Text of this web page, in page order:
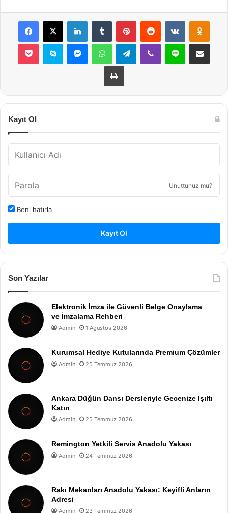
Facebook
X LinkedInTumblr PinterestReddit VKontakte
Pocket Skype MessengerWhatsAppTelegramViber Line E-Posta ile
Yazdır
Kayıt Ol
Unuttunuz mu?
Beni hatırla
Kayıt Ol
Son Yazılar
Elektronik İmza ile Güvenli Belge Onaylama
ve İmzalama Rehberi
Admin 1 Ağustos 2026
Kurumsal Hediye Kutularında Premium Çözümler
Admin 25 Temmuz 2026
Ankara Düğün Dansı Dersleriyle Gecenize Işıltı
Katın
Admin 25 Temmuz 2026
Remington Yetkili Servis Anadolu Yakası
Admin 24 Temmuz 2026
Rakı Mekanları Anadolu Yakası: Keyifli Anların
Adresi
Admin 23 Temmuz 2026